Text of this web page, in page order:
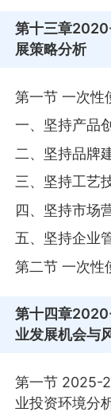
第十三章
展策略分析
第一节 一次性
一、坚持产品
二、坚持品牌
三、坚持工艺
四、坚持市场
五、坚持企业
第二节 一次性
第十四章
业发展机会与
第一节 2025-
业投资环境分